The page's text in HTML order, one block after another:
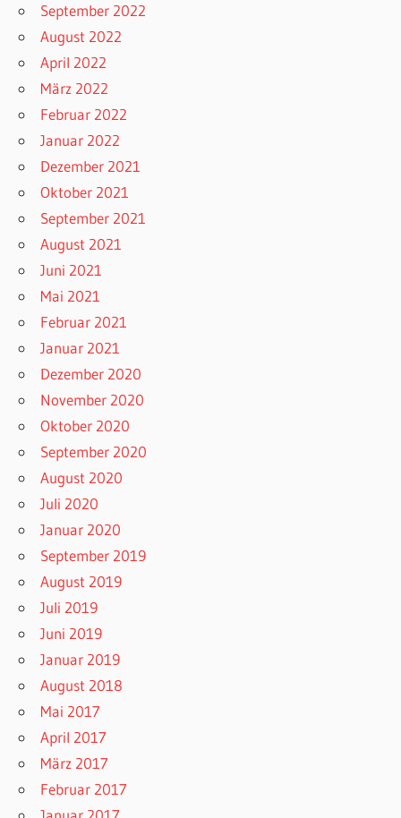
September 2022
August 2022
April 2022
März 2022
Februar 2022
Januar 2022
Dezember 2021
Oktober 2021
September 2021
August 2021
Juni 2021
Mai 2021
Februar 2021
Januar 2021
Dezember 2020
November 2020
Oktober 2020
September 2020
August 2020
Juli 2020
Januar 2020
September 2019
August 2019
Juli 2019
Juni 2019
Januar 2019
August 2018
Mai 2017
April 2017
März 2017
Februar 2017